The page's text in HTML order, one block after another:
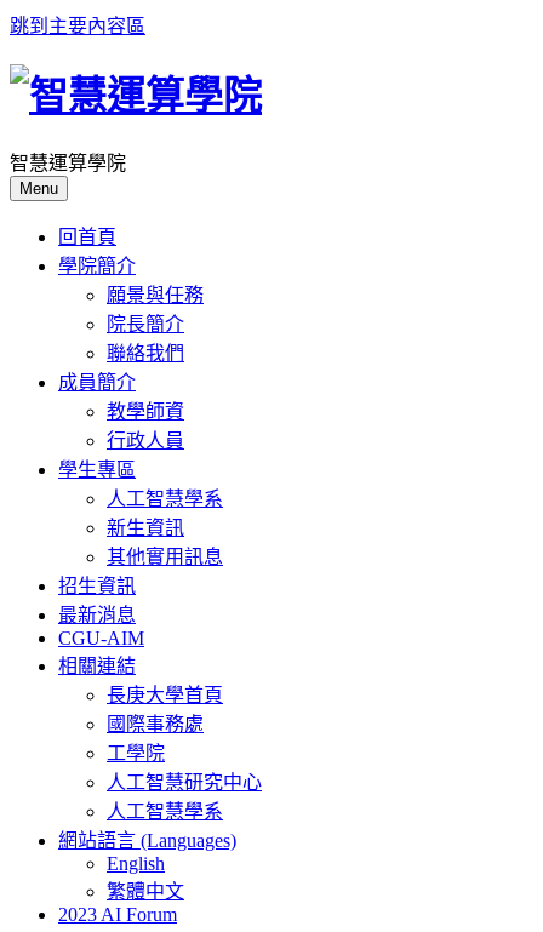
跳到主要內容區
智慧運算學院
Menu
回首頁
學院簡介
願景與任務
院長簡介
聯絡我們
成員簡介
教學師資
行政人員
學生專區
人工智慧學系
新生資訊
其他實用訊息
招生資訊
最新消息
CGU-AIM
相關連結
長庚大學首頁
國際事務處
工學院
人工智慧研究中心
人工智慧學系
網站語言 (Languages)
English
繁體中文
2023 AI Forum